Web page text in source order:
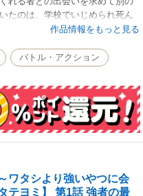
たのは、学校でいじめられ死ん
十数年前に突如開かれたゲート
、万年最低のランクEであること
者に出会うべく、アカリとして
、周囲は中身が最強のラスボス
うとしてきて…!?
作品情報をもっと見る
バトル・アクション
ワタシより強いやつに会
テヨミ】 第1話 強者の最